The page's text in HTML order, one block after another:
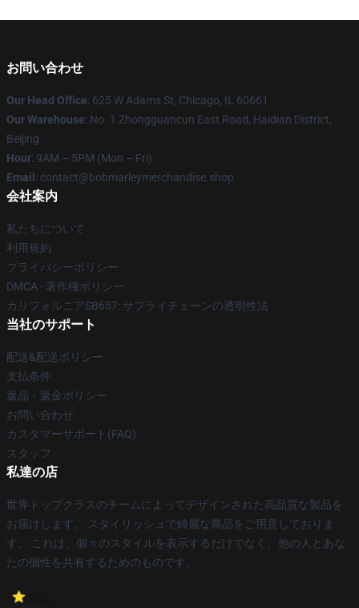
お問い合わせ
Our Head Office: 625 W Adams St, Chicago, IL 60661
Our Warehouse: No. 1 Zhongguancun East Road, Haidian District,
Beijing
Hour: 9AM – 5PM (Mon – Fri)
Email : contact@bobmarleymerchandise.shop
会社案内
私たちについて
利用規約
プライバシーポリシー
DMCA - 著作権ポリシー
カリフォルニアSB657: サプライチェーンの透明性法
当社のサポート
配送&配送ポリシー
支払条件
返品・返金ポリシー
お問い合わせ
カスタマーサポート(FAQ)
スタッフ
私達の店
世界トップクラスのチームによってデザインされた高品質な製品を
お届けします。 スタイリッシュで綺麗な商品をご用意しておりま
す。 これは、個々のスタイルを表示するだけでなく、他の人とあな
たの個性を共有するためのものです。